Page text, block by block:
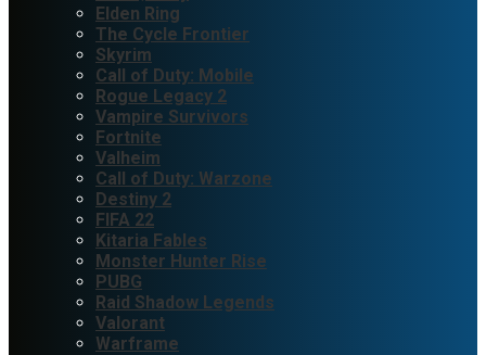
Elden Ring
The Cycle Frontier
Skyrim
Call of Duty: Mobile
Rogue Legacy 2
Vampire Survivors
Fortnite
Valheim
Call of Duty: Warzone
Destiny 2
FIFA 22
Kitaria Fables
Monster Hunter Rise
PUBG
Raid Shadow Legends
Valorant
Warframe